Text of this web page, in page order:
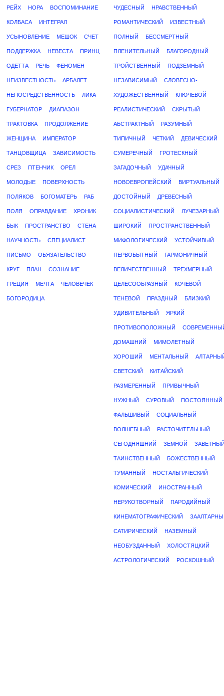
РЕЙХ НОРА ВОСПОМИНАНИЕ
КОЛБАСА ИНТЕГРАЛ
УСЫНОВЛЕНИЕ МЕШОК СЧЕТ
ПОДДЕРЖКА НЕВЕСТА ПРИНЦ
ОДЕТТА РЕЧЬ ФЕНОМЕН
НЕИЗВЕСТНОСТЬ АРБАЛЕТ
НЕПОСРЕДСТВЕННОСТЬ ЛИКА
ГУБЕРНАТОР ДИАПАЗОН
ТРАКТОВКА ПРОДОЛЖЕНИЕ
ЖЕНЩИНА ИМПЕРАТОР
ТАНЦОВЩИЦА ЗАВИСИМОСТЬ
СРЕЗ ПТЕНЧИК ОРЕЛ
МОЛОДЫЕ ПОВЕРХНОСТЬ
ПОЛЯКОВ БОГОМАТЕРЬ РАБ
ПОЛЯ ОПРАВДАНИЕ ХРОНИК
БЫК ПРОСТРАНСТВО СТЕНА
НАУЧНОСТЬ СПЕЦИАЛИСТ
ПИСЬМО ОБЯЗАТЕЛЬСТВО
КРУГ ПЛАН СОЗНАНИЕ
ГРЕЦИЯ МЕЧТА ЧЕЛОВЕЧЕК
БОГОРОДИЦА
ЧУДЕСНЫЙ НРАВСТВЕННЫЙ
РОМАНТИЧЕСКИЙ ИЗВЕСТНЫЙ
ПОЛНЫЙ БЕССМЕРТНЫЙ
ПЛЕНИТЕЛЬНЫЙ БЛАГОРОДНЫЙ
ТРОЙСТВЕННЫЙ ПОДЗЕМНЫЙ
НЕЗАВИСИМЫЙ СЛОВЕСНО-
ХУДОЖЕСТВЕННЫЙ КЛЮЧЕВОЙ
РЕАЛИСТИЧЕСКИЙ СКРЫТЫЙ
АБСТРАКТНЫЙ РАЗУМНЫЙ
ТИПИЧНЫЙ ЧЕТКИЙ ДЕВИЧЕСКИЙ
СУМЕРЕЧНЫЙ ГРОТЕСКНЫЙ
ЗАГАДОЧНЫЙ УДАЧНЫЙ
НОВОЕВРОПЕЙСКИЙ ВИРТУАЛЬНЫЙ
ДОСТОЙНЫЙ ДРЕВЕСНЫЙ
СОЦИАЛИСТИЧЕСКИЙ ЛУЧЕЗАРНЫЙ
ШИРОКИЙ ПРОСТРАНСТВЕННЫЙ
МИФОЛОГИЧЕСКИЙ УСТОЙЧИВЫЙ
ПЕРВОБЫТНЫЙ ГАРМОНИЧНЫЙ
ВЕЛИЧЕСТВЕННЫЙ ТРЕХМЕРНЫЙ
ЦЕЛЕСООБРАЗНЫЙ КОЧЕВОЙ
ТЕНЕВОЙ ПРАЗДНЫЙ БЛИЗКИЙ
УДИВИТЕЛЬНЫЙ ЯРКИЙ
ПРОТИВОПОЛОЖНЫЙ
ДОМАШНИЙ МИМОЛЕТНЫЙ
ХОРОШИЙ МЕНТАЛЬНЫЙ
СВЕТСКИЙ КИТАЙСКИЙ
РАЗМЕРЕННЫЙ ПРИВЫЧНЫЙ
НУЖНЫЙ СУРОВЫЙ ПОСТОЯННЫЙ
ФАЛЬШИВЫЙ СОЦИАЛЬНЫЙ
ВОЛШЕБНЫЙ РАСТОЧИТЕЛЬНЫЙ
СЕГОДНЯШНИЙ ЗЕМНОЙ
ТАИНСТВЕННЫЙ БОЖЕСТВЕННЫЙ
ТУМАННЫЙ НОСТАЛЬГИЧЕСКИЙ
КОМИЧЕСКИЙ ИНОСТРАННЫЙ
НЕРУКОТВОРНЫЙ ПАРОДИЙНЫЙ
КИНЕМАТОГРАФИЧЕСКИЙ
САТИРИЧЕСКИЙ НАЗЕМНЫЙ
НЕОБУЗДАННЫЙ ХОЛОСТЯЦКИЙ
АСТРОЛОГИЧЕСКИЙ РОСКОШНЫЙ